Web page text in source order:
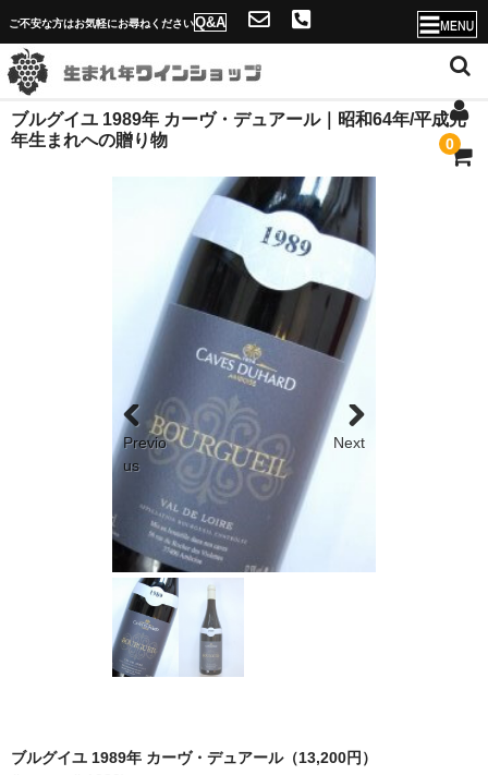
ご不安な方はお気軽にお尋ねくださいQ&A
0
ホーム
ソムリエ紹介と生まれ年ワインショップの魅力
当店独自のサービス！
名入れが出来ない理由
問合せフォーム
完売ワインのお問合せフォーム
自動メール不通の連絡
写真添付フォーム
ブルグイユ 1989年 カーヴ・デュアール｜昭和64年/平成元
年生まれへの贈り物
Previo
us
Next
ブルグイユ 1989年 カーヴ・デュアール（13,200円）